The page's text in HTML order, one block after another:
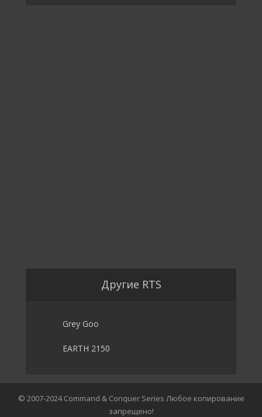
Другие RTS
Grey Goo
EARTH 2150
© 2007-2024 Command & Conquer Series Любое копирование
запрещено!